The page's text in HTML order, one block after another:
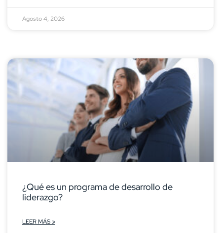
Agosto 4, 2026
¿Qué es un programa de desarrollo de
liderazgo?
LEER MÁS »